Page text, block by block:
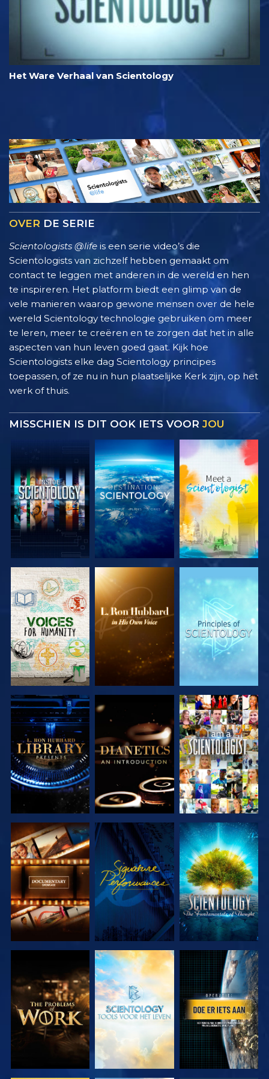
Het Ware Verhaal van Scientology
OVER DE SERIE
Scientologists @life is een serie video’s die
Scientologists van zichzelf hebben gemaakt om
contact te leggen met anderen in de wereld en hen
te inspireren. Het platform biedt een glimp van de
vele manieren waarop gewone mensen over de hele
wereld Scientology technologie gebruiken om meer
te leren, meer te creëren en te zorgen dat het in alle
aspecten van hun leven goed gaat. Kijk hoe
Scientologists elke dag Scientology principes
toepassen, of ze nu in hun plaatselijke Kerk zijn, op het
werk of thuis.
MISSCHIEN IS DIT OOK IETS VOOR JOU
VERKEN DE
SERIE
VERKEN DE
SERIE
VERKEN DE
SERIE
VERKEN DE
SERIE
VERKEN DE
SERIE
KIJK
VERKEN DE
SERIE
KIJK
VERKEN DE
SERIE
VERKEN DE
SERIE
VERKEN DE
SERIE
KIJK